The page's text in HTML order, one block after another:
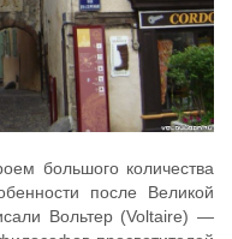
большого количества
после Великой
Вольтер (Voltaire) —